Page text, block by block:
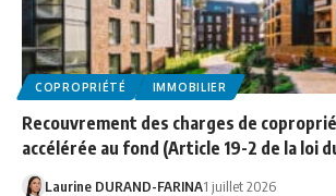
COPROPRIÉTÉ IMMOBILIER
Recouvrement des charges de
accélérée au fond (Article 19-2 de la loi
Laurine DURAND-FARINA1 juillet 2026